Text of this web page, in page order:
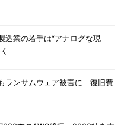
造業の若手は“アナログな現
ランサムウェア被害に 復旧費